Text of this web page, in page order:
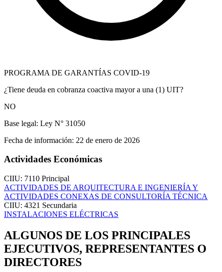
PROGRAMA DE GARANTÍAS COVID-19
¿Tiene deuda en cobranza coactiva mayor a una (1) UIT?
NO
Base legal: Ley N° 31050
Fecha de información: 22 de enero de 2026
Actividades Económicas
CIIU: 7110 Principal
ACTIVIDADES DE ARQUITECTURA E INGENIERÍA Y
ACTIVIDADES CONEXAS DE CONSULTORÍA TÉCNICA
CIIU: 4321 Secundaria
INSTALACIONES ELÉCTRICAS
ALGUNOS DE LOS PRINCIPALES
EJECUTIVOS, REPRESENTANTES O
DIRECTORES